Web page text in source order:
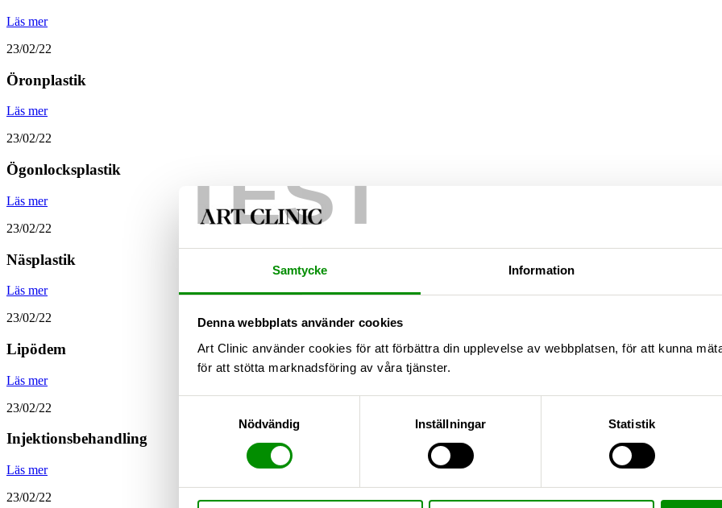
TEST
Samtycke Information
Denna webbplats använder cookies
Art Clinic använder cookies för att förbättra din upplevelse av webbplatsen, för att kunna
för att stötta marknadsföring av våra tjänster.
Nödvändig
Inställningar Statistik
Läs mer
23/02/22
Öronplastik
Läs mer
23/02/22
Ögonlocksplastik
Läs mer
23/02/22
Näsplastik
Läs mer
23/02/22
Lipödem
Läs mer
23/02/22
Injektionsbehandling
Läs mer
23/02/22